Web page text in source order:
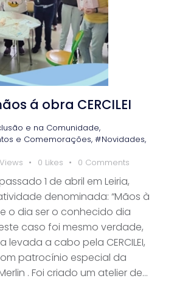
á obra CERCILEI
e na Comunidade,
e Comemorações, #Novidades,
Views 0 Likes 0 Comments
1 de abril em Leiria,
denominada: “Mãos à
o dia ser o conhecido dia
caso foi mesmo verdade,
levada a cabo pela CERCILEI,
patrocínio especial da
. Foi criado um atelier de…